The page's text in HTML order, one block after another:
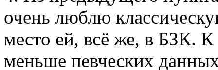
очень люблю
место ей, всё же, в БЗК.
меньше певческих